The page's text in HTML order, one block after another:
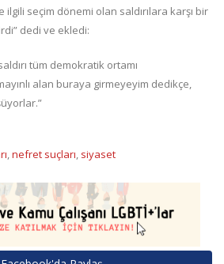
ilgili seçim dönemi olan saldırılara karşı bir
dedi ve ekledi:
tüm demokratik ortamı
alan buraya girmeyeyim dedikçe,
,nefret suçları, siyaset